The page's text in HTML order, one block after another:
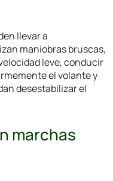
llevar a
maniobras bruscas,
leve, conducir
el volante y
desestabilizar el
marchas